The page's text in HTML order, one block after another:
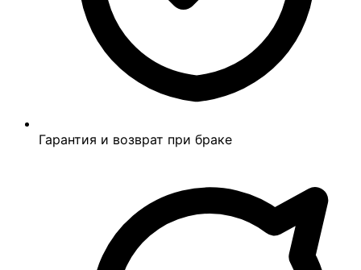
Гарантия и возврат при браке